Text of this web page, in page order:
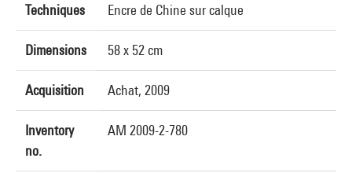
Techniques Encre de Chine sur calque
Dimensions 58 x 52 cm
Acquisition Achat, 2009
Inventory
no.
AM 2009-2-780